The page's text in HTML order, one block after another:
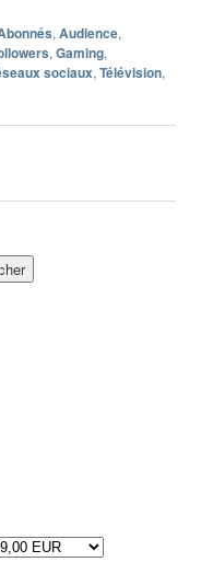
,Audience,
,Gaming,
sociaux,Télévision,